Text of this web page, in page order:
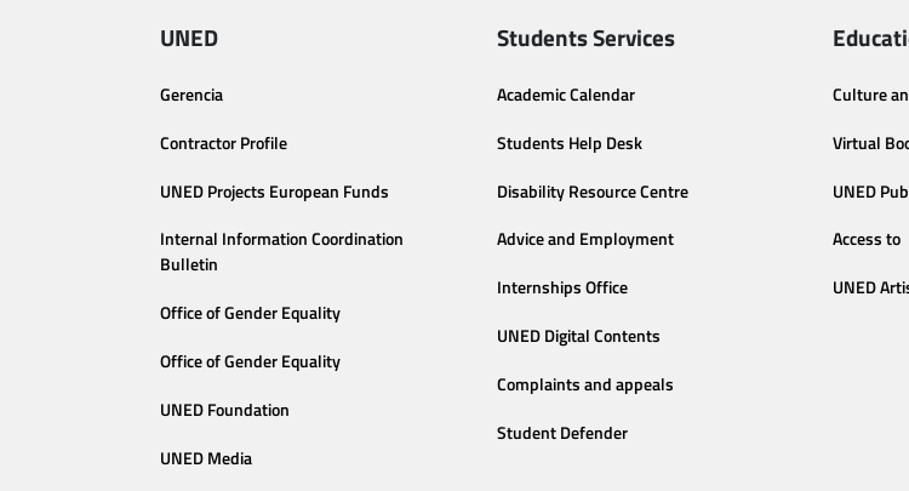
UNED
Gerencia
Contractor Profile
UNED Projects European Funds
Internal Information Coordination
Bulletin
Office of Gender Equality
Office of Gender Equality
UNED Foundation
UNED Media
Students Services
Academic Calendar
Students Help Desk
Disability Resource Centre
Advice and Employment
Internships Office
UNED Digital Contents
Complaints and appeals
Student Defender
Culture
Virtual
UNED
Access to
UNED